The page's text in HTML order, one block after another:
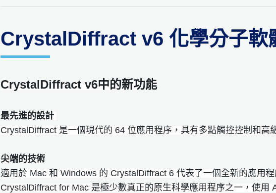
CrystalDiffract v6 化學分子軟
CrystalDiffract v6中的新功能
最先進的設計
CrystalDiffract 是一個現代的 64 位應用程序，具有多點觸控控制和高
尖端的技術
適用於 Mac 和 Windows 的 CrystalDiffract 6 代表了一個全新的應用
CrystalDiffract for Mac 是極少數真正的原生科學應用程序之一，使用